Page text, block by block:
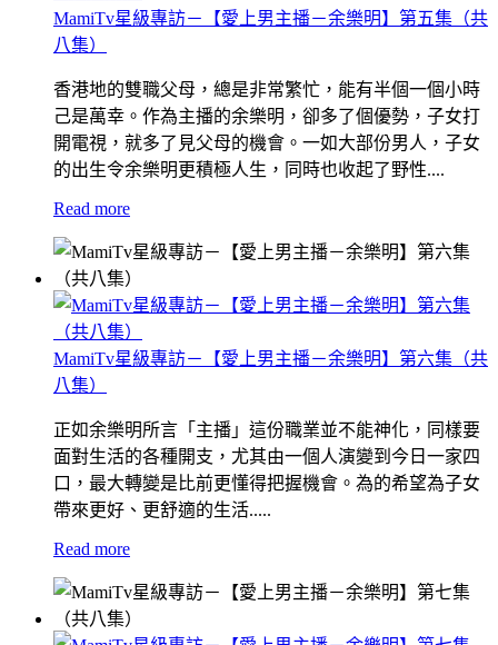
MamiTv星級專訪－【愛上男主播－余樂明】第五集（共
八集）
香港地的雙職父母，總是非常繁忙，能有半個一個小時
己是萬幸。作為主播的余樂明，卻多了個優勢，子女打
開電視，就多了見父母的機會。一如大部份男人，子女
的出生令余樂明更積極人生，同時也收起了野性....
Read more
MamiTv星級專訪－【愛上男主播－余樂明】第六集（共
八集）
正如余樂明所言「主播」這份職業並不能神化，同樣要
面對生活的各種開支，尤其由一個人演變到今日一家四
口，最大轉變是比前更懂得把握機會。為的希望為子女
帶來更好、更舒適的生活.....
Read more